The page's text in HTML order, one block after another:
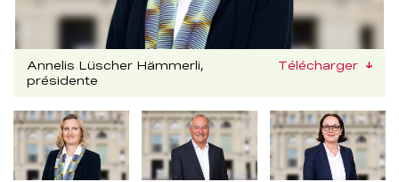
Annelis Lüscher Hämmerli,
présidente
Télécharger
Nachfolgend
kann
die
obige